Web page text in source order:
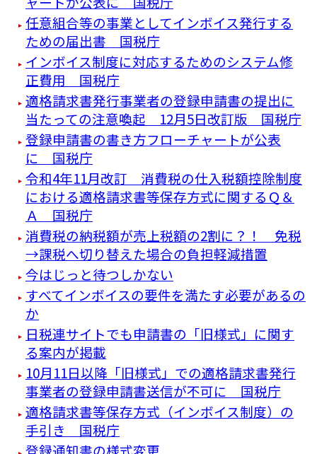
任意組合等の事業としてインボイス発行する
ための届出書 国税庁
インボイス制度に対応するためのシステム修
正費用 国税庁
適格請求書発行事業者の登録申請書の提出に
当たっての注意喚起 12月5日改訂版 国税庁
登録申請書の書き方フローチャートが公表
に 国税庁
令和4年11月改訂 消費税の仕入税額控除制度
における適格請求書等保存方式に関するＱ＆
Ａ 国税庁
消費税の納税額が売上税額の2割に？！ 免税
→課税へ切り替えた場合の負担軽減措置
今はじっと待つしかない
すべてインボイスの要件を満たす必要があるの
か
日税連サイトでも申請書の「旧様式」に関す
る案内が掲載
10月11日以降「旧様式」での適格請求書発行
事業者の登録申請書送信が不可に 国税庁
適格請求書等保存方式（インボイス制度）の
手引き 国税庁
登録通知書の様式変更